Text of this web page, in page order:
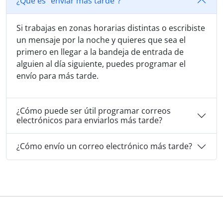
Si trabajas en zonas horarias distintas o escribiste
un mensaje por la noche y quieres que sea el
primero en llegar a la bandeja de entrada de
alguien al día siguiente, puedes programar el
envío para más tarde.
¿Cómo puede ser útil programar correos
electrónicos para enviarlos más tarde?
¿Cómo envío un correo electrónico más tarde?